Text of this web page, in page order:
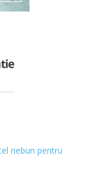
nebun pentru